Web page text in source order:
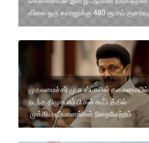
விலை ஒரு சவரனுக்கு 480 ரூபாய் குறைவு.
முதலமைச்சர் மு.க.ஸ்டாலின் தலைமையில்
நடந்த திமுக எம்.பி.கள் கூட்டத்தில்
முக்கிய தீர்மானங்கள் நிறைவேற்றம்